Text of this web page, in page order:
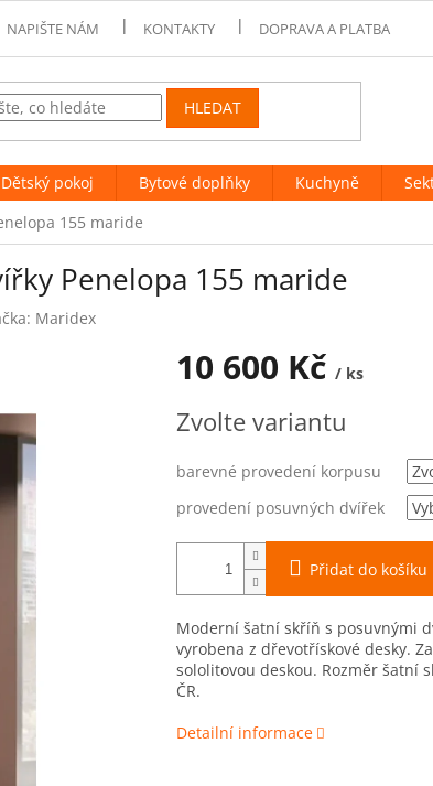
NAPIŠTE NÁM KONTAKTY DOPRAVA A PLATBA
HLEDAT
Dětský pokoj Bytové doplňky Kuchyně
155 maride
Penelopa 155 maride
Maridex
10 600 Kč / ks
cena:
Zvolte variantu
barevné provedení korpusu
provedení posuvných dvířek
Přidat do košíku
Moderní šatní skříň s posuvnými
vyrobena z dřevotřískové desky.
sololitovou deskou. Rozměr šatní
ČR.
Detailní informace